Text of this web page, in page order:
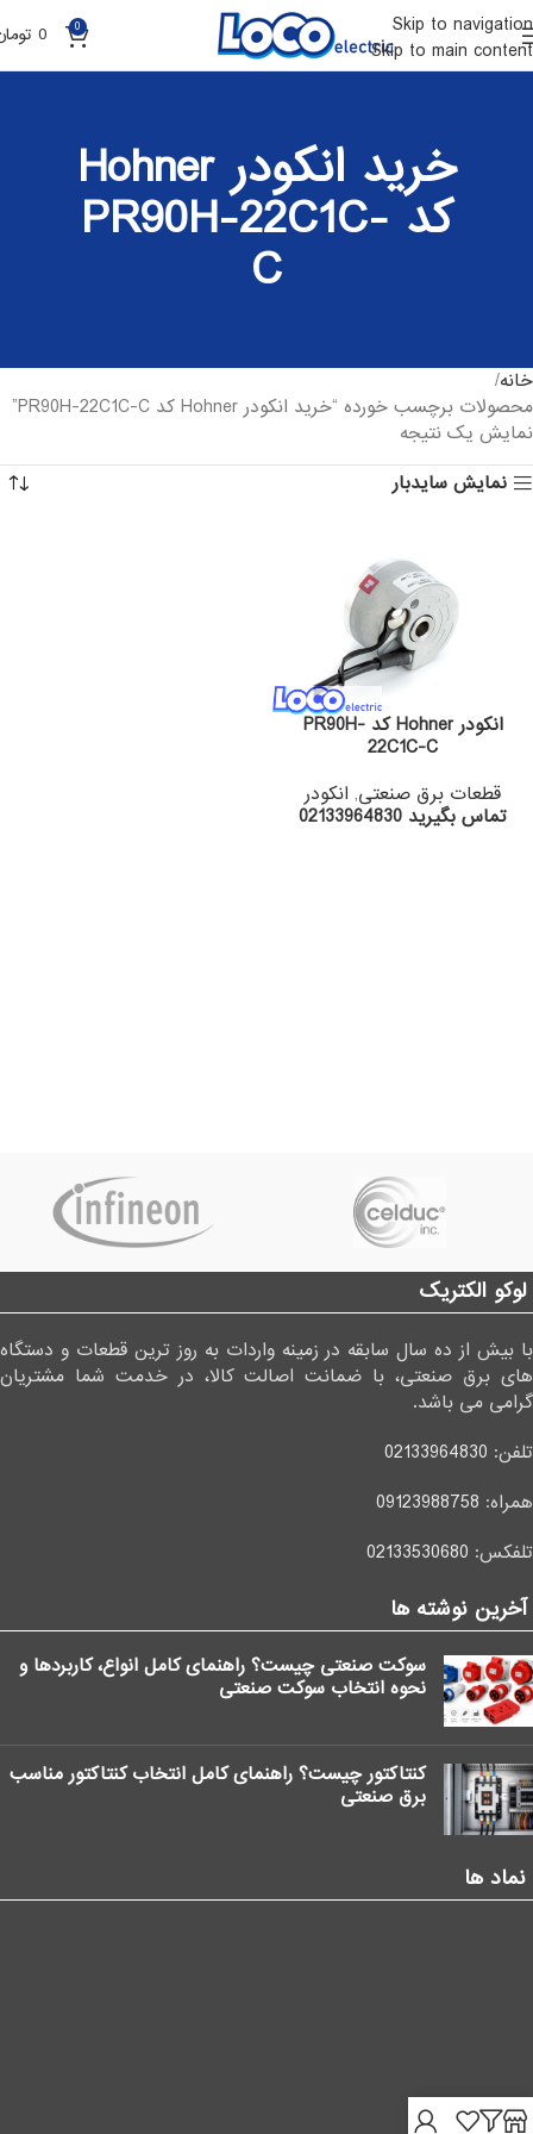
Skip to navigation
Skip to main content
0
0
خرید انکودر Hohner
کد PR90H-22C1C-
C
خانه
محصولات برچسب خورده “خرید انکودر Hohner کد PR90H-22C1C-C”
نمایش یک نتیجه
نمایش سایدبار
انکودر Hohner کد PR90H-
22C1C-C
قطعات برق صنعتی, انکودر
تماس بگیرید 02133964830
لوکو الکتریک
با بیش از ده سال سابقه در زمینه واردات به روز ترین قطعات و دستگاه
های برق صنعتی، با ضمانت اصالت کالا، در خدمت شما مشتریان
گرامی می باشد.
تلفن: 02133964830
همراه: 09123988758
تلفکس: 02133530680
آخرین نوشته ها
سوکت صنعتی چیست؟ راهنمای کامل انواع، کاربردها و
نحوه انتخاب سوکت صنعتی
کنتاکتور چیست؟ راهنمای کامل انتخاب کنتاکتور مناسب
برق صنعتی
نماد ها